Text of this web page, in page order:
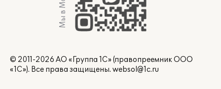
Мы в Max
© 2011-2026 АО «Группа 1С» (правопреемник ООО
«1С»). Все права защищены. websol@1c.ru